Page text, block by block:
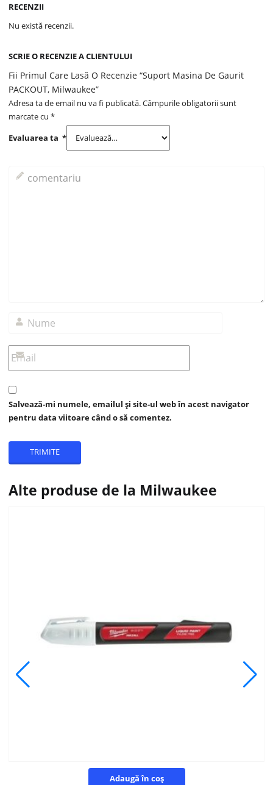
RECENZII
Nu există recenzii.
SCRIE O RECENZIE A CLIENTULUI
Fii Primul Care Lasă O Recenzie “Suport Masina De Gaurit
PACKOUT, Milwaukee”
Adresa ta de email nu va fi publicată.Câmpurile obligatorii sunt
marcate cu*
Evaluarea ta*
Salvează-mi numele, emailul și site-ul web în acest navigator
pentru data viitoare când o să comentez.
Alte produse de la Milwaukee
Adaugă în coș